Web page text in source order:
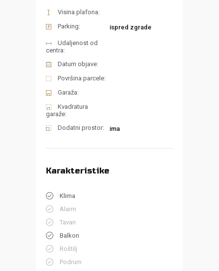
Visina plafona:
Parking:
ispred zgrade
Udaljenost od
centra:
Datum objave:
Površina parcele:
Garaža:
Kvadratura
garaže:
Dodatni prostor:
ima
Karakteristike
Klima
Alarm
Tavan
Balkon
Roštilj
Podrum